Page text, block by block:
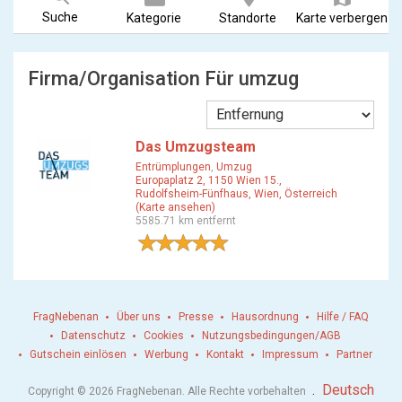
Suche Kategorie Standorte Karte verbergen
Firma/Organisation Für umzug
Das Umzugsteam
Entrümplungen, Umzug
Europaplatz 2, 1150 Wien 15.,
Rudolfsheim-Fünfhaus, Wien, Österreich
(Karte ansehen)
5585.71 km entfernt
FragNebenan Über uns Presse Hausordnung
Hilfe / FAQ
Datenschutz
Cookies
Nutzungsbedingungen/AGB
Gutschein einlösen
Werbung Kontakt Impressum Partner
Copyright © 2026 FragNebenan. Alle Rechte vorbehalten . Deutsch